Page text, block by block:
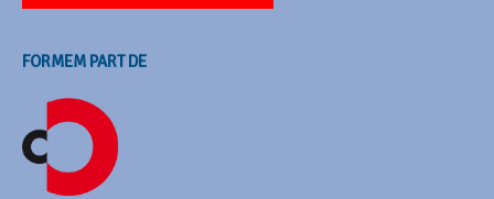
FORMEM PART DE